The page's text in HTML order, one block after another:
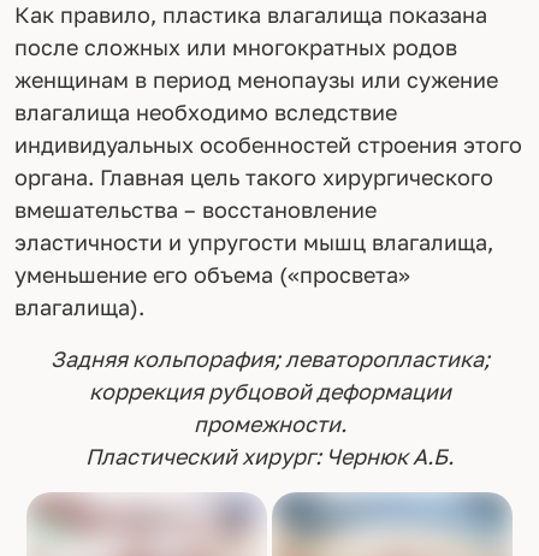
Как правило, пластика влагалища показана
после сложных или многократных родов
женщинам в период менопаузы или сужение
влагалища необходимо вследствие
индивидуальных особенностей строения этого
органа. Главная цель такого хирургического
вмешательства – восстановление
эластичности и упругости мышц влагалища,
уменьшение его объема («просвета»
влагалища).
Задняя кольпорафия; леваторопластика;
коррекция рубцовой деформации
промежности.
Пластический хирург: Чернюк А.Б.